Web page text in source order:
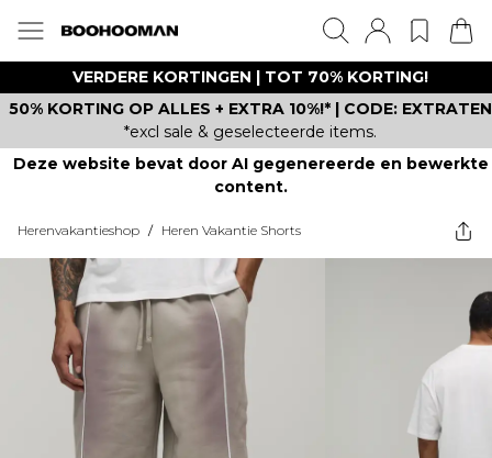
VERDERE KORTINGEN | TOT 70% KORTING!
50% KORTING OP ALLES + EXTRA 10%!* | CODE: EXTRATEN
*excl sale & geselecteerde items.
Deze website bevat door AI gegenereerde en bewerkte
content.
Herenvakantieshop / Heren Vakantie Shorts